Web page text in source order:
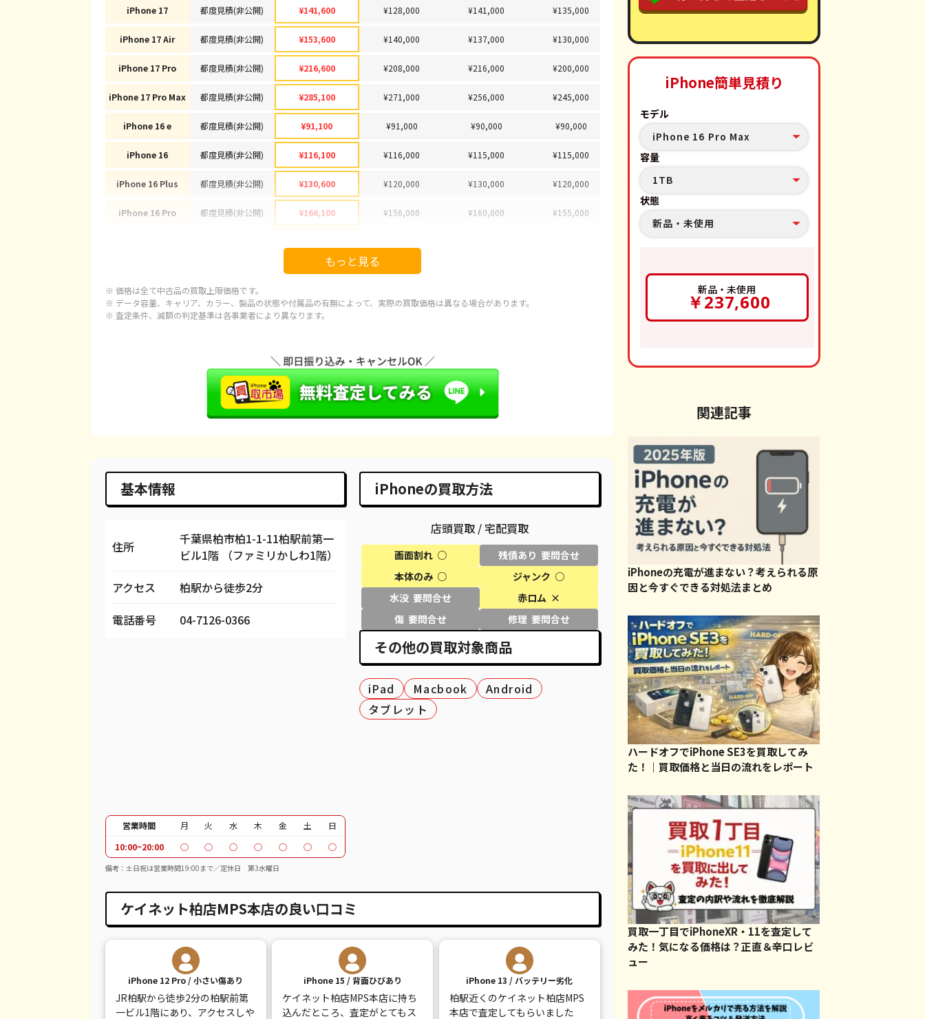
iPhone 17
iPhone 17 Air
iPhone 17 Pro
iPhone 17 Pro Max
iPhone 16 e
iPhone 16
iPhone 16 Plus
iPhone 16 Pro
iPhone 15 Plus
iPhone 14 Pro Max
iPhone 13 Pro
iPhone 13 Pro Max
iPhone 11 Pro
iPhone 11 Pro Max
iPhone XS
iPhone 8 Plus
都度見積(非公開)
都度見積(非公開)
都度見積(非公開)
都度見積(非公開)
都度見積(非公開)
都度見積(非公開)
都度見積(非公開)
都度見積(非公開)
都度見積(非公開)
都度見積(非公開)
都度見積(非公開)
都度見積(非公開)
都度見積(非公開)
都度見積(非公開)
都度見積(非公開)
都度見積(非公開)
都度見積(非公開)
都度見積(非公開)
都度見積(非公開)
¥141,600
¥153,600
¥216,600
¥285,100
¥91,100
¥116,100
¥130,600
¥166,100
¥92,100
¥97,100
¥143,100
¥66,600
¥66,600
¥98,100
¥50,100
¥30,600
¥39,600
¥20,600
¥30,100
¥128,000
¥140,000
¥208,000
¥271,000
¥91,000
¥116,000
¥120,000
¥156,000
¥89,000
¥127,000
¥66,000
¥65,000
¥95,000
¥50,000
¥61,000
¥69,000
¥25,000
¥48,000
¥13,000
¥141,000
¥137,000
¥216,000
¥256,000
¥90,000
¥115,000
¥130,000
¥160,000
¥88,000
¥65,000
¥62,000
¥95,000
¥47,000
¥44,000
¥60,000
¥27,000
¥13,000
¥135,000
¥130,000
¥200,000
¥245,000
¥90,000
¥115,000
¥120,000
¥155,000
¥93,000
¥40,000
¥63,000
¥5,000
もっと見る
※ 価格は全て中古品の買取上限価格です。
※ データ容量、キャリア、カラー、製品の状態や付属品の有無によって、実際の買取価格は異なる場合があります。
※ 査定条件、減額の判定基準は各事業者により異なります。
基本情報
住所
千葉県柏市柏1-1-11柏駅前第一
ビル1階 （ファミリかしわ1階）
アクセス
柏駅から徒歩2分
電話番号
04-7126-0366
営業時間 月 火 水 木 金 土
日
10:00~20:00
○ ○ ○ ○ ○ ○ ○
備考：土日祝は営業時間19:00まで／定休日 第3水曜日
iPhoneの買取方法
店頭買取 / 宅配買取
画面割れ ○
残債あり 要問合せ
本体のみ ○
ジャンク ○
水没 要問合せ
赤ロム ×
傷 要問合せ
修理 要問合せ
その他の買取対象商品
iPad Macbook
Android
タブレット
ケイネット柏店MPS本店の良い口コミ
iPhone 12 Pro / 小さい傷あり
JR柏駅から徒歩2分の柏駅前第
一ビル1階にあり、アクセスしや
iPhone 15 / 背面ひびあり
ケイネット柏店MPS本店に持ち
込んだところ、査定がとてもス
iPhone 13 / バッテリー劣化
柏駅近くのケイネット柏店MPS
本店で査定してもらいました
iPhone簡単見積り
モデル
iPhone 16 Pro Max
容量
1TB
状態
新品・未使用
新品・未使用
￥237,600
関連記事
iPhoneの充電が進まない？考えられる原
因と今すぐできる対処法まとめ
ハードオフでiPhone SE3を買取してみ
た！｜買取価格と当日の流れをレポート
買取一丁目でiPhoneXR・11を査定して
みた！気になる価格は？正直＆辛口レビ
ュー